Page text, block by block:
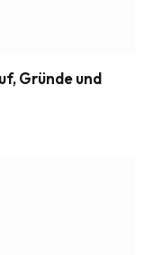
Gründe und